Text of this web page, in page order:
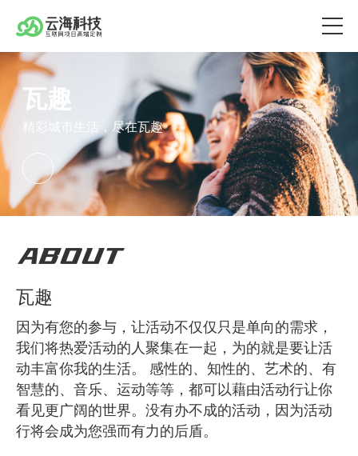
瓦趣
精彩城市生活，尽在瓦趣
ABOUT
瓦趣
因为有您的参与，让活动不仅仅只是单向的需求，
我们将热爱活动的人聚集在一起，为的就是要让活
动丰富你我的生活。 感性的、知性的、艺术的、有
智慧的、音乐、运动等等，都可以藉由活动行让你
看见更广阔的世界。没有办不成的活动，因为活动
行将会成为您强而有力的后盾。